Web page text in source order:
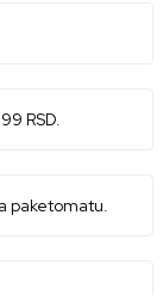
RSD.
paketomatu.